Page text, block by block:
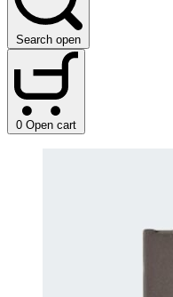
Search open
0 Open cart